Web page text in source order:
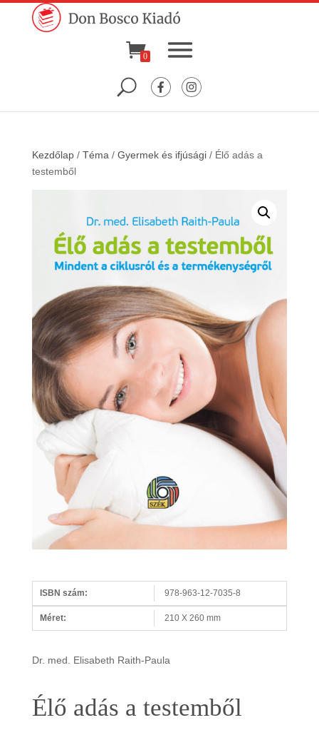
0
Kezdőlap/ Téma / Gyermek és ifjúsági/ Élő adás a
testemből
ISBN szám: 978-963-12-7035-8
Méret: 210 X 260 mm
Dr. med. Elisabeth Raith-Paula
Élő adás a testemből